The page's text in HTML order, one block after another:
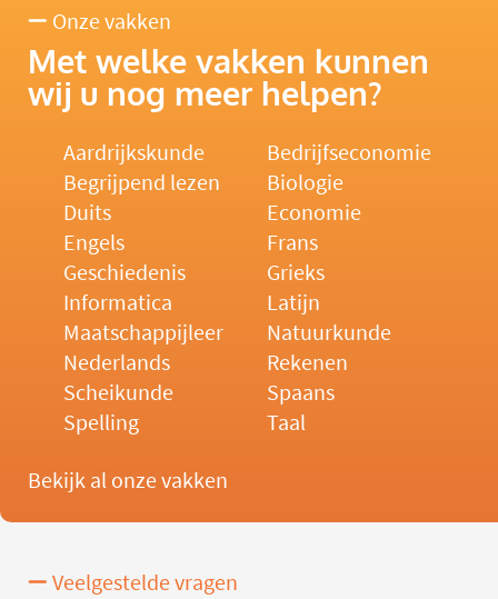
Onze vakken
Met welke vakken kunnen
wij u nog meer helpen?
Aardrijkskunde
Bedrijfseconomie
Begrijpend lezen
Biologie
Duits
Economie
Engels
Frans
Geschiedenis
Grieks
Informatica
Latijn
Maatschappijleer
Natuurkunde
Nederlands
Rekenen
Scheikunde
Spaans
Spelling
Taal
Bekijk al onze vakken
Veelgestelde vragen